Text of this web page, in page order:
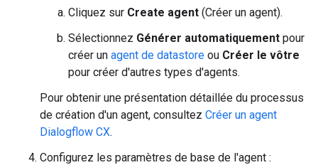
Cliquez sur Create agent (Créer un agent).
Sélectionnez Générer automatiquement pour
créer un agent de datastore ou Créer le vôtre
pour créer d'autres types d'agents.
Pour obtenir une présentation détaillée du processus
de création d'un agent, consultez Créer un agent
Dialogflow CX.
Configurez les paramètres de base de l'agent :